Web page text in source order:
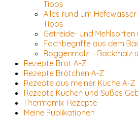
Tipps
Alles rund um
Tipps
Getreide- und
Fachbegriffe aus dem
Roggenmalz – Backmalz
Rezepte Brot A-Z
Rezepte Brötchen A-Z
Rezepte aus meiner Küche A-Z
Rezepte Kuchen und Süßes
Thermomix-Rezepte
Meine Publikationen